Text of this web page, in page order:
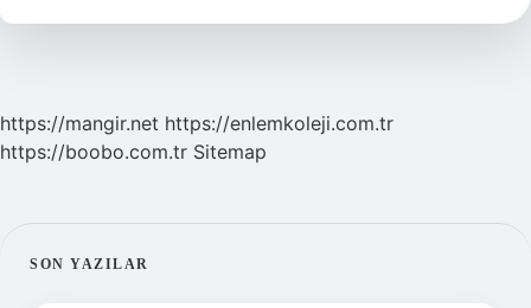
https://mangir.net https://enlemkoleji.com.tr
https://boobo.com.tr Sitemap
SIDEBAR
SON YAZILAR